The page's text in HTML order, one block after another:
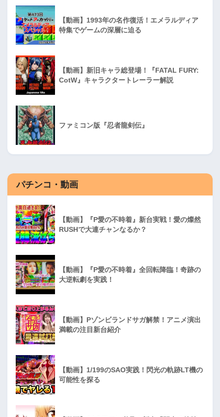
【動画】1993年の名作復活！エメラルディア
特集でゲームの深層に迫る
【動画】新旧キャラ総登場！『FATAL FURY:
CotW』キャラクタートレーラー解説
ファミコン版『忍者龍剣伝』
パチンコ・動画
【動画】『P愛の不時着』新台実戦！愛の燦然
RUSHで大連チャンなるか？
【動画】『P愛の不時着』全回転降臨！奇跡の
大逆転劇を実践！
【動画】Pゾンビランドサガ解禁！アニメ演出
満載の注目新台紹介
【動画】1/199のSAO実践！閃光の軌跡LT機の
可能性を探る